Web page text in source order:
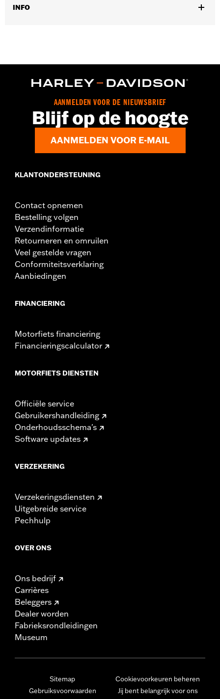
INFO
AANMELDEN VOOR DE NIEUWSBRIEF
Blijf op de hoogte
AANMELDEN VOOR E-MAIL
KLANTONDERSTEUNING
Contact opnemen
Bestelling volgen
Verzendinformatie
Retourneren en omruilen
Veel gestelde vragen
Conformiteitsverklaring
Aanbiedingen
FINANCIERING
Motorfiets financiering
Financieringscalculator
MOTORFIETS DIENSTEN
Officiële service
Gebruikershandleiding
Onderhoudsschema's
Software updates
VERZEKERING
Verzekeringsdiensten
Uitgebreide service
Pechhulp
OVER ONS
Ons bedrijf
Carrières
Beleggers
Dealer worden
Fabrieksrondleidingen
Museum
Sitemap
Gebruiksvoorwaarden
Cookievoorkeuren beheren
Jij bent belangrijk voor ons